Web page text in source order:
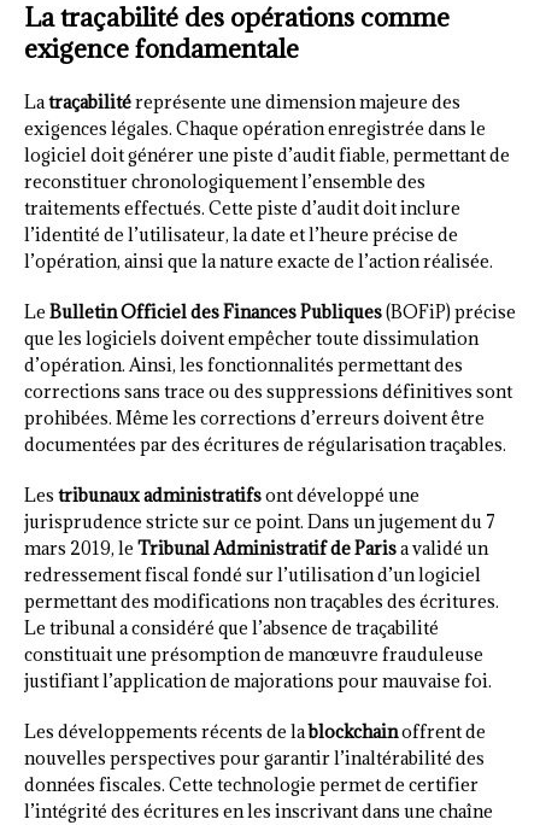
La traçabilité des opérations comme
exigence fondamentale
Latraçabilitéreprésente une dimension majeure des
exigences légales. Chaque opération enregistrée dans le
logiciel doit générer une piste d’audit fiable, permettant de
reconstituer chronologiquement l’ensemble des
traitements effectués. Cette piste d’audit doit inclure
l’identité de l’utilisateur, la date et l’heure précise de
l’opération, ainsi que la nature exacte de l’action réalisée.
Le Bulletin Officiel des Finances Publiques(BOFiP) précise
que les logiciels doivent empêcher toute dissimulation
d’opération. Ainsi, les fonctionnalités permettant des
corrections sans trace ou des suppressions définitives sont
prohibées. Même les corrections d’erreurs doivent être
documentées par des écritures de régularisation traçables.
Les tribunaux administratifsont développé une
jurisprudence stricte sur ce point. Dans un jugement du 7
mars 2019, le Tribunal Administratif de Parisa validé un
redressement fiscal fondé sur l’utilisation d’un logiciel
permettant des modifications non traçables des écritures.
Le tribunal a considéré que l’absence de traçabilité
constituait une présomption de manœuvre frauduleuse
justifiant l’application de majorations pour mauvaise foi.
Les développements récents de lablockchainoffrent de
nouvelles perspectives pour garantir l’inaltérabilité des
données fiscales. Cette technologie permet de certifier
l’intégrité des écritures en les inscrivant dans une chaîne